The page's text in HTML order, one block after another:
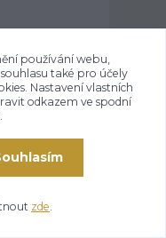
používání webu,
také pro účely
Nastavení vlastních
odkazem ve spodní
zde